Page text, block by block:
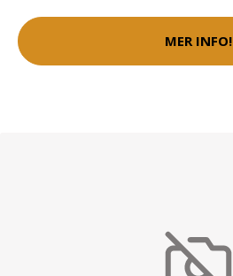
MER INFO!